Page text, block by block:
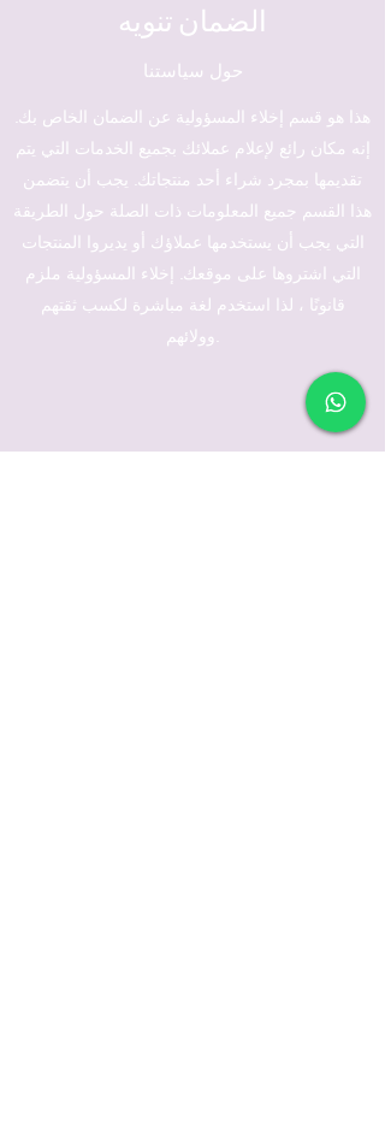
الضمان تنويه
حول سياستنا
هذا هو قسم إخلاء المسؤولية عن الضمان الخاص بك.
إنه مكان رائع لإعلام عملائك بجميع الخدمات التي يتم
تقديمها بمجرد شراء أحد منتجاتك. يجب أن يتضمن
هذا القسم جميع المعلومات ذات الصلة حول الطريقة
التي يجب أن يستخدمها عملاؤك أو يديروا المنتجات
التي اشتروها على موقعك. إخلاء المسؤولية ملزم
قانونًا ، لذا استخدم لغة مباشرة لكسب ثقتهم